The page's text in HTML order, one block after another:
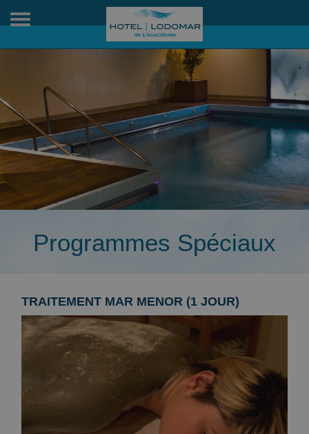
Toggle
Programmes Spéciaux
TRAITEMENT MAR MENOR (1 JOUR)